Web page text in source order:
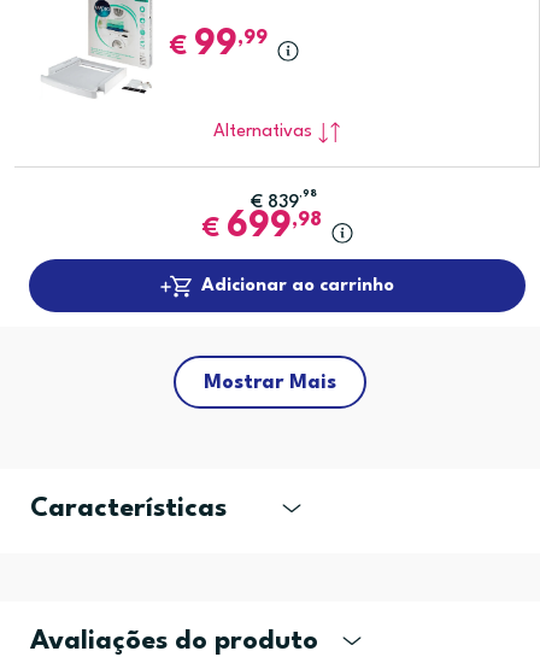
€ 99,99
Alternativas
€ 839,98
€ 699,98
Adicionar ao carrinho
Mostrar Mais
Características
Avaliações do produto